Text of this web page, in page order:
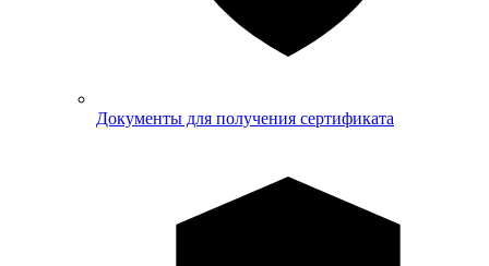
Документы для получения сертификата